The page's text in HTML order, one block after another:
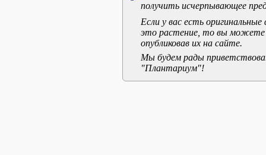
получить исчерпывающее
Если у вас есть
это растение, то вы можете
опубликовав их на сайте.
Мы будем рады
"Плантариум"!